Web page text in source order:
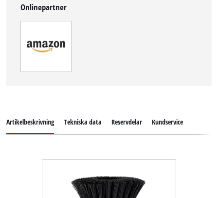
Onlinepartner
Artikelbeskrivning Tekniska data Reservdelar Kundservice